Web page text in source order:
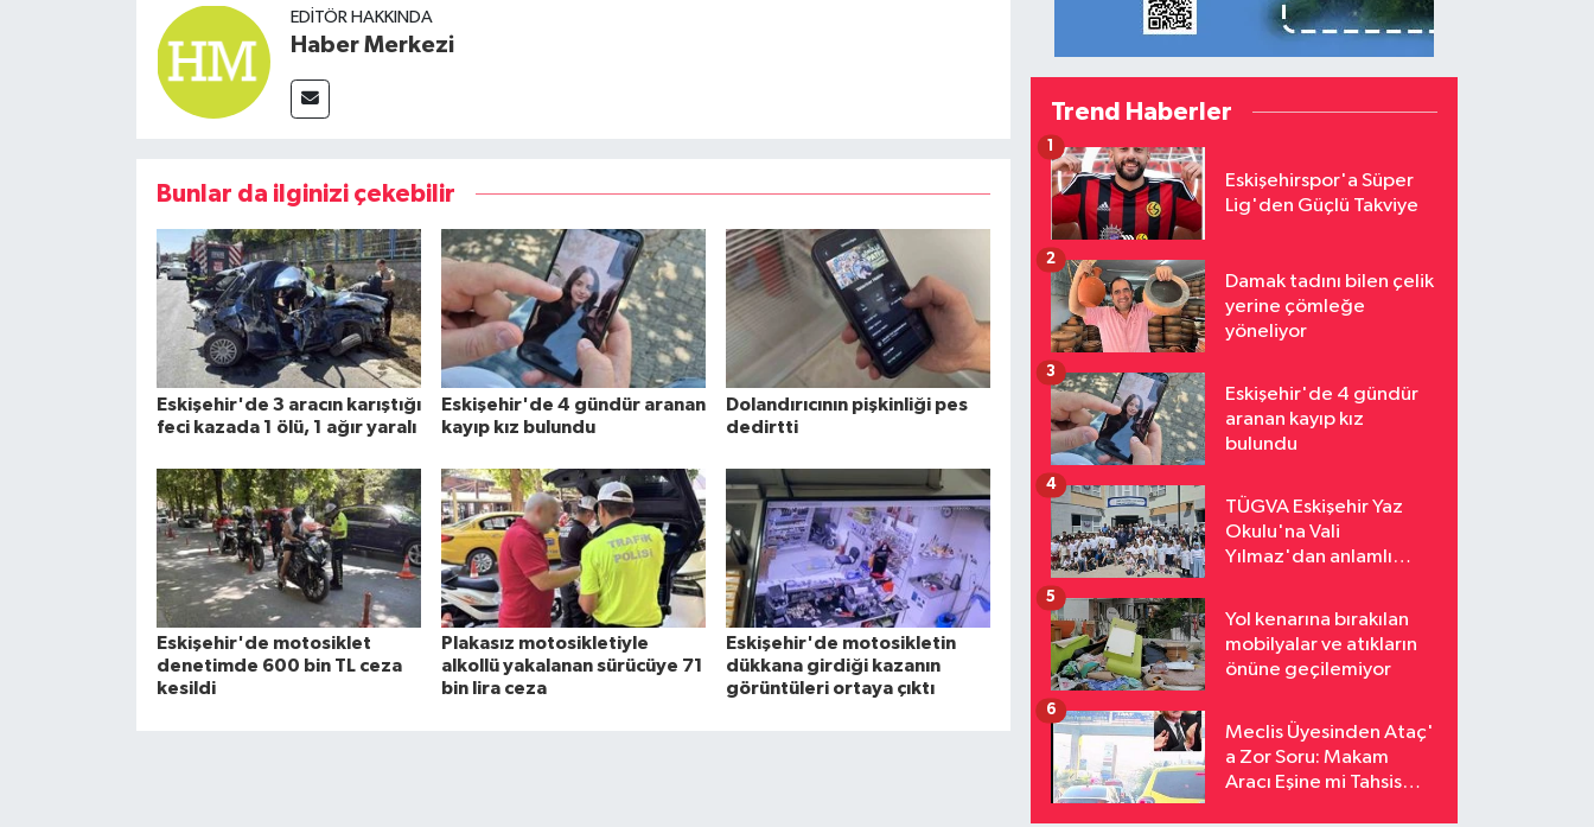
EDITÖR HAKKINDA
Haber Merkezi
Bunlar da ilginizi çekebilir
Eskişehir'de 3 aracın karıştığı
feci kazada 1 ölü, 1 ağır yaralı
Eskişehir'de 4 gündür aranan
kayıp kız bulundu
Dolandırıcının pişkinliği pes
dedirtti
Eskişehir'de motosiklet
denetimde 600 bin TL ceza
kesildi
Plakasız motosikletiyle
alkollü yakalanan sürücüye 71
bin lira ceza
Eskişehir'de motosikletin
dükkana girdiği kazanın
görüntüleri ortaya çıktı
Trend Haberler
Eskişehirspor'a Süper
Lig'den Güçlü Takviye
1
Damak tadını bilen çelik
yerine çömleğe
yöneliyor
2
Eskişehir'de 4 gündür
aranan kayıp kız
bulundu
3
TÜGVA Eskişehir Yaz
Okulu'na Vali
Yılmaz'dan anlamlı
4
Yol kenarına bırakılan
mobilyalar ve atıkların
önüne geçilemiyor
5
Meclis Üyesinden Ataç'
a Zor Soru: Makam
Aracı Eşine mi Tahsis
6